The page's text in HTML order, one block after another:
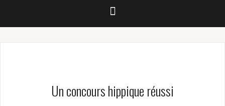
Un concours hippique réussi